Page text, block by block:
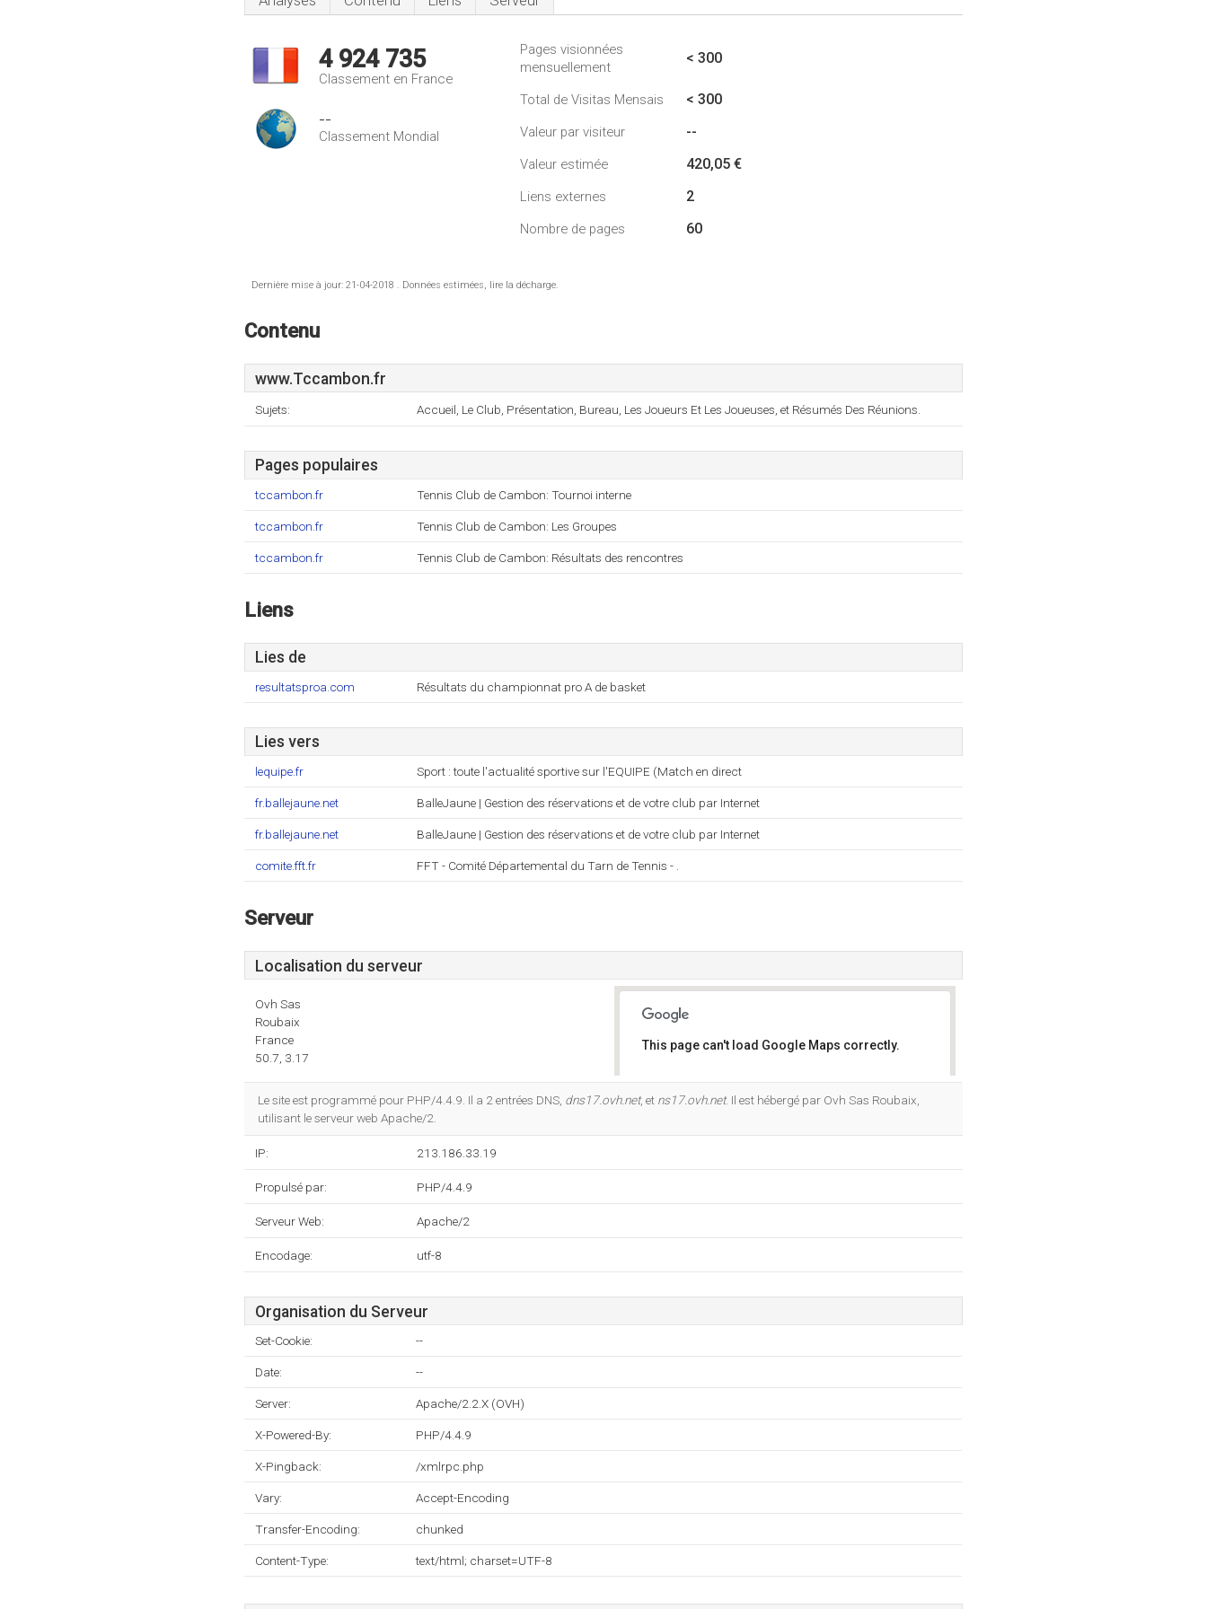
4 924 735
Classement en France
--
Classement Mondial
Pages visionnées
mensuellement
< 300
Total de Visitas Mensais < 300
Valeur par visiteur --
Valeur estimée 420,05 €
Liens externes 2
Nombre de pages 60
Dernière mise à jour: 21-04-2018 . Données estimées, lire la décharge.
Contenu
www.Tccambon.fr
Sujets: Accueil, Le Club, Présentation, Bureau, Les Joueurs Et Les Joueuses, et Résumés Des Réunions.
Pages populaires
tccambon.fr Tennis Club de Cambon: Tournoi interne
tccambon.fr Tennis Club de Cambon: Les Groupes
tccambon.fr Tennis Club de Cambon: Résultats des rencontres
Liens
Lies de
resultatsproa.com Résultats du championnat pro A de basket
Lies vers
lequipe.fr Sport : toute l'actualité sportive sur l'EQUIPE (Match en direct
fr.ballejaune.net BalleJaune | Gestion des réservations et de votre club par Internet
fr.ballejaune.net BalleJaune | Gestion des réservations et de votre club par Internet
comite.fft.fr FFT - Comité Départemental du Tarn de Tennis - .
Serveur
Localisation du serveur
Ovh Sas
Roubaix
France
50.7, 3.17
This page can't load Google Maps correctly.
Le site est programmé pour PHP/4.4.9. Il a 2 entrées DNS, dns17.ovh.net, et ns17.ovh.net. Il est hébergé par Ovh Sas Roubaix,
utilisant le serveur web Apache/2.
IP: 213.186.33.19
Propulsé par: PHP/4.4.9
Serveur Web: Apache/2
Encodage: utf-8
Organisation du Serveur
Set-Cookie: --
Date: --
Server: Apache/2.2.X (OVH)
X-Powered-By: PHP/4.4.9
X-Pingback: /xmlrpc.php
Vary: Accept-Encoding
Transfer-Encoding: chunked
Content-Type: text/html; charset=UTF-8